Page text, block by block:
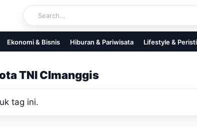
Ekonomi & Bisnis Hiburan & Pariwisata Lifestyle &
TNI CImanggis
tag ini.